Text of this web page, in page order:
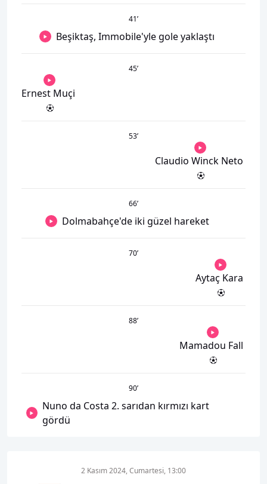
41’
Beşiktaş, Immobile'yle gole yaklaştı
45’
Ernest Muçi
53’
Claudio Winck Neto
66’
Dolmabahçe'de iki güzel hareket
70’
Aytaç Kara
88’
Mamadou Fall
90’
Nuno da Costa 2. sarıdan kırmızı kart
gördü
2 Kasım 2024, Cumartesi, 13:00